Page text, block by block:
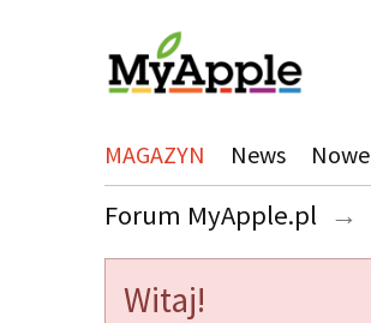
MAGAZYN News
Forum MyApple.pl →
Witaj!